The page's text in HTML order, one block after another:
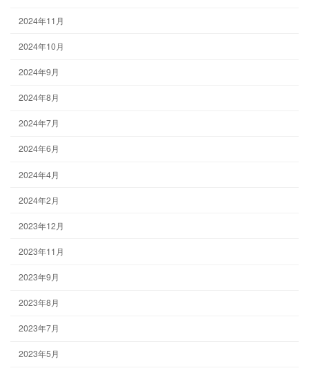
2024年11月
2024年10月
2024年9月
2024年8月
2024年7月
2024年6月
2024年4月
2024年2月
2023年12月
2023年11月
2023年9月
2023年8月
2023年7月
2023年5月